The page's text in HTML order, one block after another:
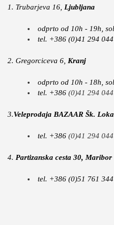
1. Trubarjeva 16, Ljubljana
odprto od 10h - 19h,
tel. +386 (0)41 294 044
2. Gregorciceva 6, Kranj
odprto od 10h - 18h,
tel. +386 (0)41 294 044
3.Veleprodaja BAZAAR Šk. Loka
tel. +386 (0)41 294 044
4. Partizanska cesta 30, Maribor
tel. +386 (0)51 761 344